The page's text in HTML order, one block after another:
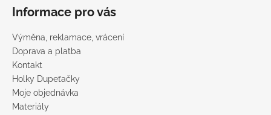
Informace pro vás
Výměna, reklamace, vrácení
Doprava a platba
Kontakt
Holky Dupeťačky
Moje objednávka
Materiály